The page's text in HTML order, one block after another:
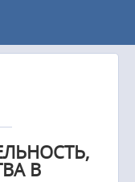
В